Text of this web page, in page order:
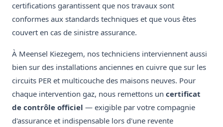
certifications garantissent que nos travaux sont
conformes aux standards techniques et que vous êtes
couvert en cas de sinistre assurance.
À Meensel Kiezegem, nos techniciens interviennent aussi
bien sur des installations anciennes en cuivre que sur les
circuits PER et multicouche des maisons neuves. Pour
chaque intervention gaz, nous remettons un certificat
de contrôle officiel — exigible par votre compagnie
d'assurance et indispensable lors d'une revente